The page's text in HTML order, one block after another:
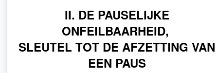
II. DE PAUSELIJKE
ONFEILBAARHEID,
SLEUTEL TOT DE AFZETTING VAN
EEN PAUS